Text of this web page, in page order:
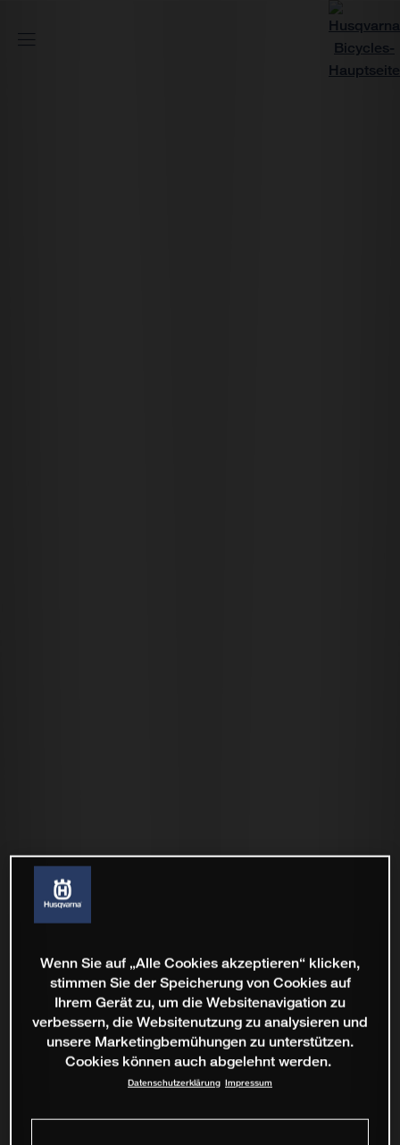
Wenn Sie auf „Alle Cookies akzeptieren“ klicken,
stimmen Sie der Speicherung von Cookies auf
Ihrem Gerät zu, um die Websitenavigation zu
verbessern, die Websitenutzung zu analysieren und
unsere Marketingbemühungen zu unterstützen.
Cookies können auch abgelehnt werden.
Datenschutzerklärung Impressum